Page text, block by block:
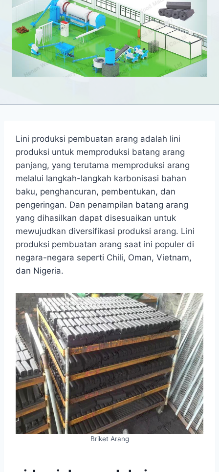
Lini produksi pembuatan arang adalah lini
produksi untuk memproduksi batang arang
panjang, yang terutama memproduksi arang
melalui langkah-langkah karbonisasi bahan
baku, penghancuran, pembentukan, dan
pengeringan. Dan penampilan batang arang
yang dihasilkan dapat disesuaikan untuk
mewujudkan diversifikasi produksi arang. Lini
produksi pembuatan arang saat ini populer di
negara-negara seperti Chili, Oman, Vietnam,
dan Nigeria.
Briket Arang